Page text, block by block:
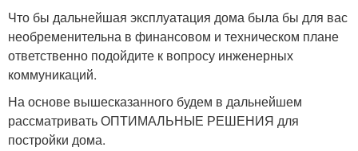
Что бы дальнейшая эксплуатация дома была бы для вас
необременительна в финансовом и техническом плане
ответственно подойдите к вопросу инженерных
коммуникаций.
На основе вышесказанного будем в дальнейшем
рассматривать ОПТИМАЛЬНЫЕ РЕШЕНИЯ для
постройки дома.